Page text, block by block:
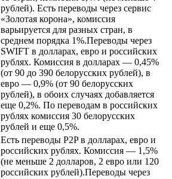
рублей). Есть переводы через сервис
«Золотая корона», комиссия
варьируется для разных стран, в
среднем порядка 1%.Переводы через
SWIFT в долларах, евро и российских
рублях. Комиссия в долларах — 0,45%
(от 90 до 390 белорусских рублей), в
евро — 0,9% (от 90 белорусских
рублей), в обоих случаях добавляется
еще 0,2%. По переводам в российских
рублях комиссия 30 белорусских
рублей и еще 0,5%.
Есть переводы P2P в долларах, евро и
российских рублях. Комиссия — 1,5%
(не меньше 2 долларов, 2 евро или 120
российских рублей).Переводы через